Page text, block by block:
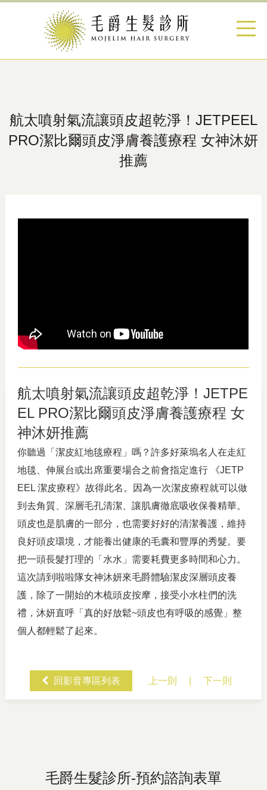
航太噴射氣流讓頭皮超乾淨！JETPEEL
PRO潔比爾頭皮淨膚養護療程 女神沐妍
推薦
航太噴射氣流讓頭皮超乾淨！JETPE
EL PRO潔比爾頭皮淨膚養護療程 女
神沐妍推薦
你聽過「潔皮紅地毯療程」嗎？許多好萊塢名人在走紅
地毯、伸展台或出席重要場合之前會指定進行 《JETP
EEL 潔皮療程》故得此名。因為一次潔皮療程就可以做
到去角質、深層毛孔清潔、讓肌膚徹底吸收保養精華。
頭皮也是肌膚的一部分，也需要好好的清潔養護，維持
良好頭皮環境，才能養出健康的毛囊和豐厚的秀髮。要
把一頭長髮打理的「水水」需要耗費更多時間和心力。
這次請到啦啦隊女神沐妍來毛爵體驗潔皮深層頭皮養
護，除了一開始的木梳頭皮按摩，接受小水柱們的洗
禮，沐妍直呼「真的好放鬆~頭皮也有呼吸的感覺」整
個人都輕鬆了起來。
回影音專區列表 上一則 |下一則
毛爵生髮診所-預約諮詢表單